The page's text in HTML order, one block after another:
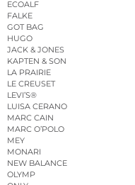
ECOALF
FALKE
GOT BAG
HUGO
JACK & JONES
KAPTEN & SON
LA PRAIRIE
LE CREUSET
LEVI’S®
LUISA CERANO
MARC CAIN
MARC O’POLO
MEY
MONARI
NEW BALANCE
OLYMP